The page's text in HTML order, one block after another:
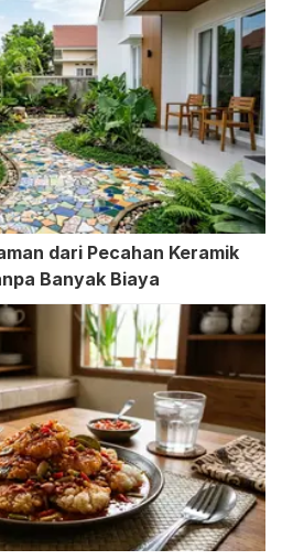
dari Pecahan Keramik
Banyak Biaya